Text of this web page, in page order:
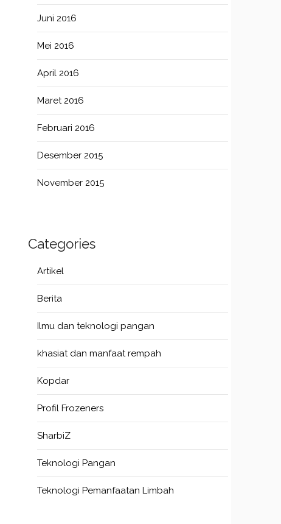
Juni 2016
Mei 2016
April 2016
Maret 2016
Februari 2016
Desember 2015
November 2015
Categories
Artikel
Berita
Ilmu dan teknologi pangan
khasiat dan manfaat rempah
Kopdar
Profil Frozeners
SharbiZ
Teknologi Pangan
Teknologi Pemanfaatan Limbah